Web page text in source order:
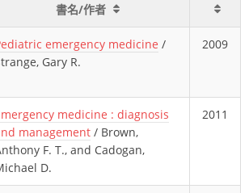
書名/作者
emergency medicine /
Gary R.
2009
medicine : diagnosis
management / Brown,
F. T., and Cadogan,
D.
2011